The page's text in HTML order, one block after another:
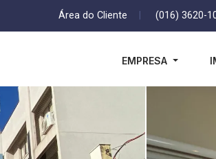
Área do Cliente (016) 3620-
EMPRESA